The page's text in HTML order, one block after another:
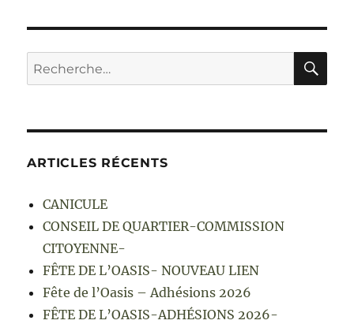
Recherche
pour :
ARTICLES RÉCENTS
CANICULE
CONSEIL DE QUARTIER-COMMISSION
CITOYENNE-
FÊTE DE L’OASIS- NOUVEAU LIEN
Fête de l’Oasis – Adhésions 2026
FÊTE DE L’OASIS-ADHÉSIONS 2026-